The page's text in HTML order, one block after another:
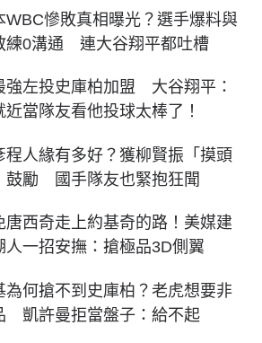
WBC慘敗真相曝光？選手爆料與
練0溝通 連大谷翔平都吐槽
強左投史庫柏加盟 大谷翔平：
近當隊友看他投球太棒了！
程人緣有多好？獲柳賢振「摸頭
鼓勵 國手隊友也緊抱狂聞
唐西奇走上約基奇的路！美媒建
人一招安撫：搶極品3D側翼
為何搶不到史庫柏？老虎想要非
凱許曼拒當盤子：給不起